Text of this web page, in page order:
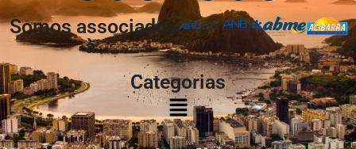
Somos associados
à:
Categorias